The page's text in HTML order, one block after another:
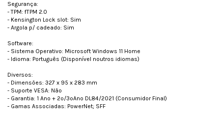
Segurança:
- TPM: fTPM 2.0
- Kensington Lock slot: Sim
- Argola p/ cadeado: Sim
Software:
- Sistema Operativo: Microsoft Windows 11 Home
- Idioma: Português (Disponível noutros idiomas)
Diversos:
- Dimensões: 327 x 95 x 283 mm
- Suporte VESA: Não
- Garantia: 1 Ano + 2º/3ºAno DL84/2021 (Consumidor Final)
- Gamas Associadas: PowerNet; SFF